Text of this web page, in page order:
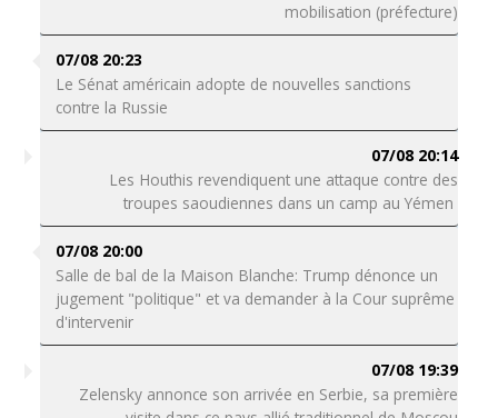
mobilisation (préfecture)
07/08 20:23
Le Sénat américain adopte de nouvelles sanctions
contre la Russie
07/08 20:14
Les Houthis revendiquent une attaque contre des
troupes saoudiennes dans un camp au Yémen
07/08 20:00
Salle de bal de la Maison Blanche: Trump dénonce un
jugement "politique" et va demander à la Cour suprême
d'intervenir
07/08 19:39
Zelensky annonce son arrivée en Serbie, sa première